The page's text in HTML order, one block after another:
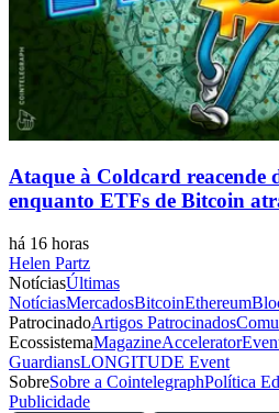
Ataque à Coldcard reacende
enquanto ETFs de Bitcoin
há 16 horas
Helen Partz
NotíciasÚltimas
NotíciasMercadosBitcoinEthereum
PatrocinadoArtigos Patrocinados
EcossistemaMagazineAccelerator
GuardiansLONGITUDE Event
SobreSobre a CointelegraphPolítica
Publicidade